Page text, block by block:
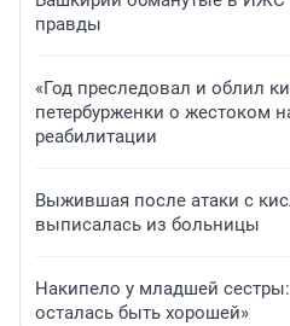
правды
«Год преследовал и облил
петербурженки о жестоком
реабилитации
Выжившая после атаки с
выписалась из больницы
Накипело у младшей сестры:
осталась быть хорошей»